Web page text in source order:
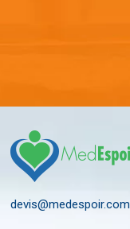
devis@medespoir.com